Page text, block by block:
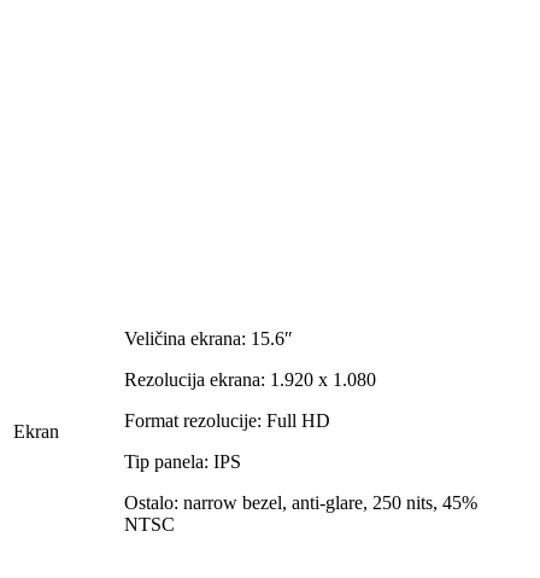
Ekran
Veličina ekrana: 15.6″
Rezolucija ekrana: 1.920 x 1.080
Format rezolucije: Full HD
Tip panela: IPS
Ostalo: narrow bezel, anti-glare, 250 nits, 45%
NTSC